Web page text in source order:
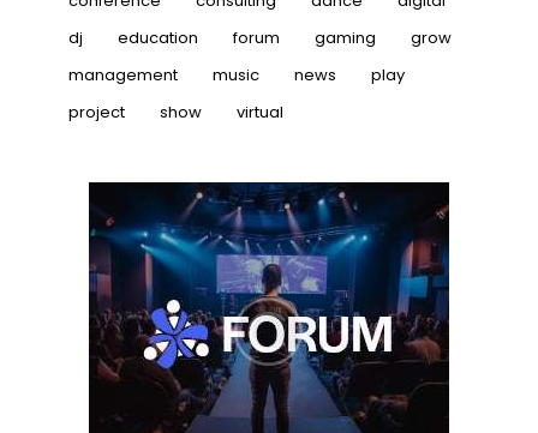
dj
education forum gaming
grow
management
music news
play
project
show virtual